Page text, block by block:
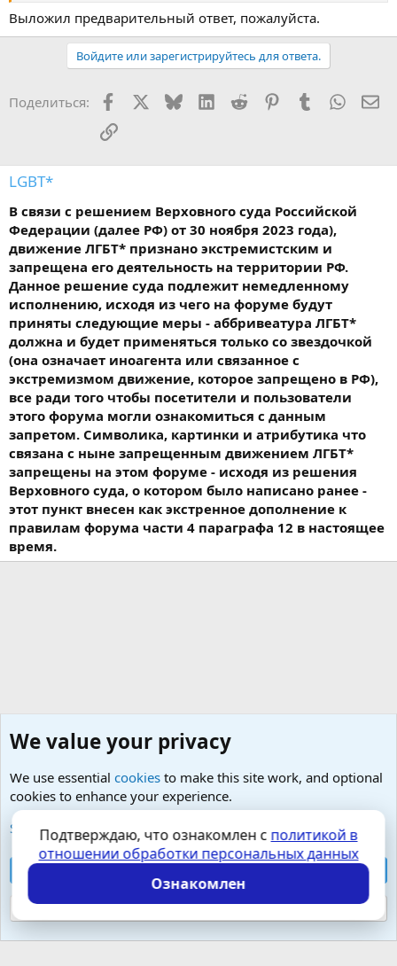
Выложил предварительный ответ, пожалуйста.
Войдите или зарегистрируйтесь для ответа.
Поделиться: Facebook BlueskyLinkedIn
Reddit PinterestTumblr
Ссылка
LGBT*
В связи с решением Верховного суда Российской
Федерации (далее РФ) от 30 ноября 2023 года),
движение ЛГБТ* признано экстремистским и
запрещена его деятельность на территории РФ.
Данное решение суда подлежит немедленному
исполнению, исходя из чего на форуме будут
приняты следующие меры - аббривеатура ЛГБТ*
должна и будет применяться только со звездочкой
(она означает иноагента или связанное с
экстремизмом движение, которое запрещено в РФ),
все ради того чтобы посетители и пользователи
этого форума могли ознакомиться с данным
запретом. Символика, картинки и атрибутика что
связана с ныне запрещенным движением ЛГБТ*
запрещены на этом форуме - исходя из решения
Верховного суда, о котором было написано ранее -
этот пункт внесен как экстренное дополнение к
правилам форума части 4 параграфа 12 в настоящее
время.
Любые вопросы от Гостей - анонимно
Cookies
Russian (RU)
Условия и правила
Политика конфиденциальности
Помощь
S
S
Локализация отXenForo.Info
We value your privacy
We use essential cookies to make this site work, and optional
cookies to enhance your experience.
See further information and configure your preferences
Reject optional cookies
Подтверждаю, что ознакомлен с политикой в
отношении обработки персональных данных
Ознакомлен